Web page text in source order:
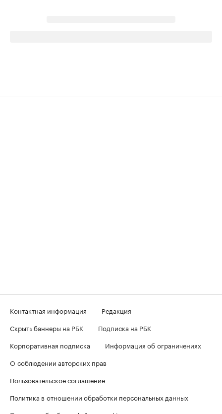
Контактная информация
Редакция
Скрыть баннеры на РБК
Подписка на РБК
Корпоративная подписка
Информация об ограничениях
О соблюдении авторских прав
Пользовательское соглашение
Политика в отношении обработки персональных данных